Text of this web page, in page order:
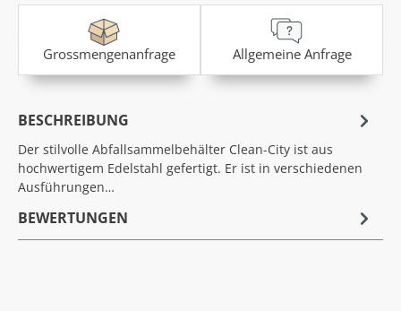
Grossmengenanfrage Allgemeine Anfrage
BESCHREIBUNG
Der stilvolle Abfallsammelbehälter Clean-City ist aus
hochwertigem Edelstahl gefertigt. Er ist in verschiedenen
Ausführungen…
BEWERTUNGEN